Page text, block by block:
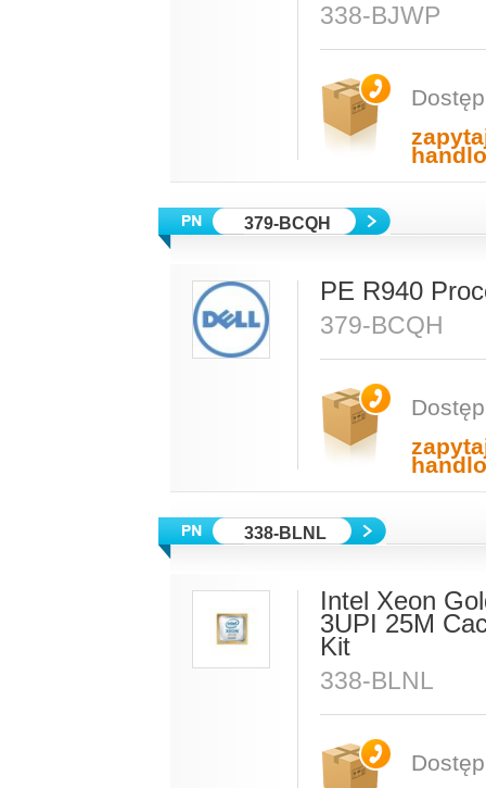
338-BJWP
379-BCQH
PE R940
379-BCQH
338-BLNL
Intel Xeon
3UPI 25M
Kit
338-BLNL